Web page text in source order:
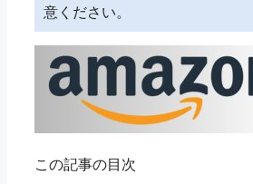
意ください。
この記事の目次